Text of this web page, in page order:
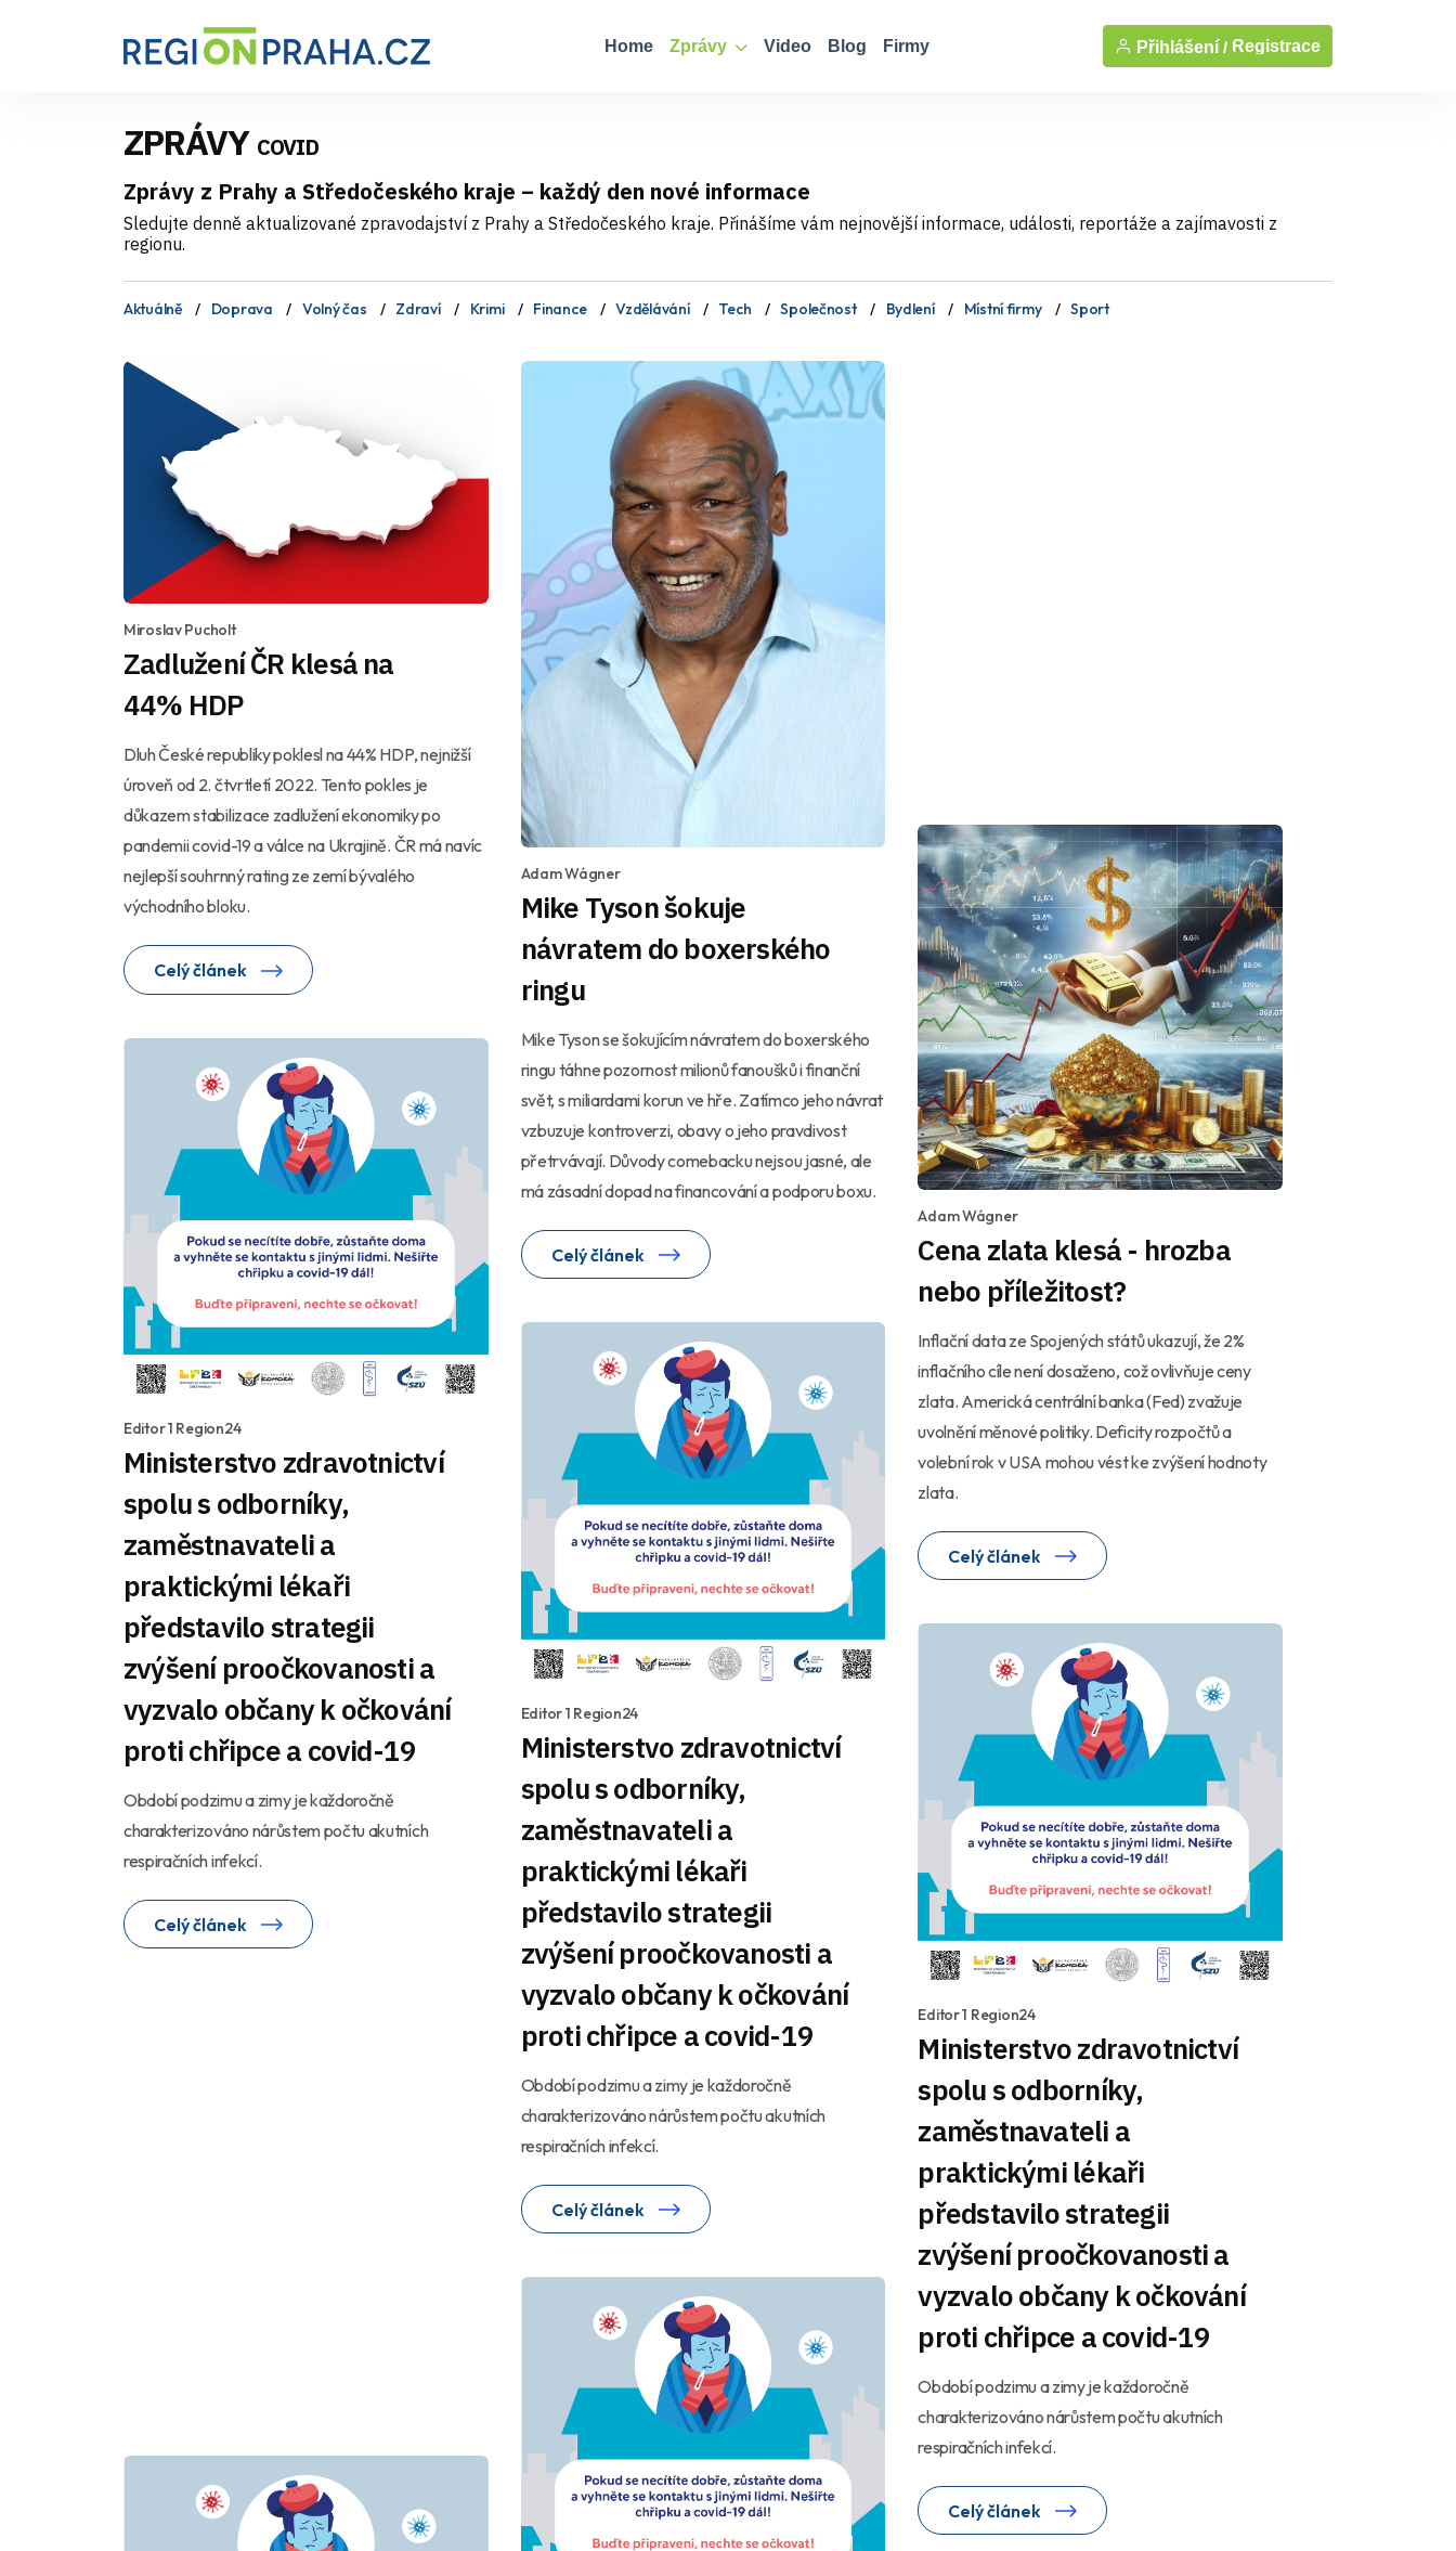
Home Zprávy Video Blog Firmy Přihlášení / Registrace
ZPRÁVY COVID
Zprávy z Prahy a Středočeského kraje – každý den nové informace
Sledujte denně aktualizované zpravodajství z Prahy a Středočeského kraje. Přinášíme vám nejnovější informace, události, reportáže a zajímavosti z
regionu.
Aktuálně Doprava Volný čas Zdraví Krimi Finance Vzdělávání Tech Společnost Bydlení Místní firmy Sport
Miroslav Pucholt
Zadlužení ČR klesá na
44% HDP
Dluh České republiky poklesl na 44% HDP, nejnižší
úroveň od 2. čtvrtletí 2022. Tento pokles je
důkazem stabilizace zadlužení ekonomiky po
pandemii covid-19 a válce na Ukrajině. ČR má navíc
nejlepší souhrnný rating ze zemí bývalého
východního bloku.
Celý článek
Adam Wágner
Mike Tyson šokuje
návratem do boxerského
ringu
Mike Tyson se šokujícím návratem do boxerského
ringu táhne pozornost milionů fanoušků i finanční
svět, s miliardami korun ve hře. Zatímco jeho návrat
vzbuzuje kontroverzi, obavy o jeho pravdivost
přetrvávají. Důvody comebacku nejsou jasné, ale
má zásadní dopad na financování a podporu boxu.
Celý článek
Adam Wágner
Cena zlata klesá - hrozba
nebo příležitost?
Inflační data ze Spojených států ukazují, že 2%
inflačního cíle není dosaženo, což ovlivňuje ceny
zlata. Americká centrální banka (Fed) zvažuje
uvolnění měnové politiky. Deficity rozpočtů a
volební rok v USA mohou vést ke zvýšení hodnoty
zlata.
Celý článek
Editor 1 Region24
Ministerstvo zdravotnictví
spolu s odborníky,
zaměstnavateli a
praktickými lékaři
představilo strategii
zvýšení proočkovanosti a
vyzvalo občany k očkování
proti chřipce a covid-19
Období podzimu a zimy je každoročně
charakterizováno nárůstem počtu akutních
respiračních infekcí.
Celý článek
Editor 1 Region24
Ministerstvo zdravotnictví
spolu s odborníky,
zaměstnavateli a
praktickými lékaři
představilo strategii
zvýšení proočkovanosti a
vyzvalo občany k očkování
proti chřipce a covid-19
Období podzimu a zimy je každoročně
charakterizováno nárůstem počtu akutních
respiračních infekcí.
Celý článek
Editor 1 Region24
Ministerstvo zdravotnictví
spolu s odborníky,
zaměstnavateli a
praktickými lékaři
představilo strategii
zvýšení proočkovanosti a
vyzvalo občany k očkování
proti chřipce a covid-19
Období podzimu a zimy je každoročně
charakterizováno nárůstem počtu akutních
respiračních infekcí.
Celý článek